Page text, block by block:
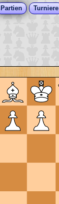
Partien Turniere